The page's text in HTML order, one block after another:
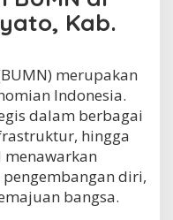
Kab.
merupakan
Indonesia.
dalam berbagai
hingga
menawarkan
diri,
bangsa.